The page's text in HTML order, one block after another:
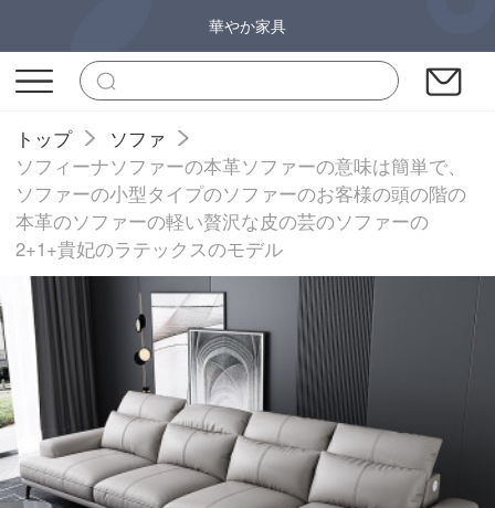
華やか家具
トップ
ソファ
ソフィーナソファーの本革ソファーの意味は簡単で、
ソファーの小型タイプのソファーのお客様の頭の階の
本革のソファーの軽い贅沢な皮の芸のソファーの
2+1+貴妃のラテックスのモデル